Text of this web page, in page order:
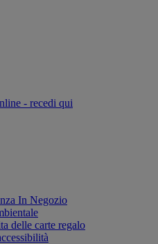
- recedi qui
In Negozio
delle carte regalo